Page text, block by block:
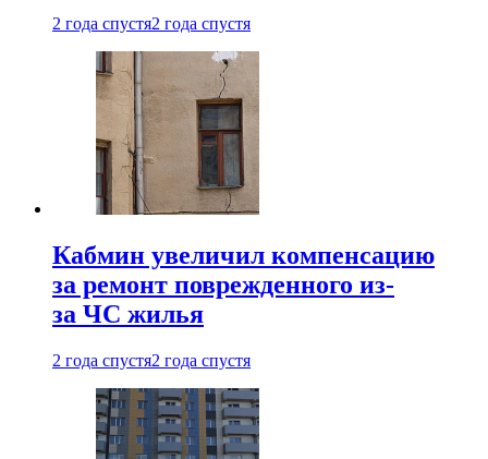
2 года спустя2 года спустя
Кабмин увеличил компенсацию
за ремонт поврежденного из-
за ЧС жилья
2 года спустя2 года спустя